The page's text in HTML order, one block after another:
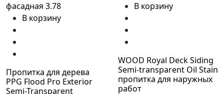
В корзину
Пропитка для дерева
PPG Flood Pro Exterior
Semi-Transparent
В корзину
WOOD Royal Deck Siding
Semi-transparent Oil Stain
пропитка для наружных
работ